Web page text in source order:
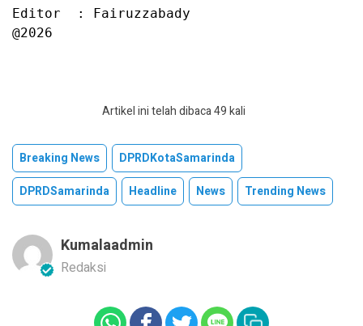
Editor  : Fairuzzabady
@2026
Artikel ini telah dibaca 49 kali
Breaking News
DPRDKotaSamarinda
DPRDSamarinda
Headline News Trending News
Kumalaadmin
Redaksi